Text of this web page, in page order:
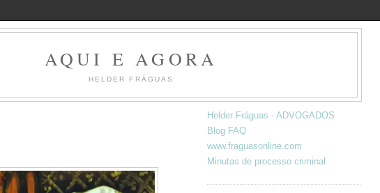
AQUI E AGORA
HELDER FRÁGUAS
Helder Fráguas - ADVOGADOS
Blog FAQ
www.fraguasonline.com
Minutas de processo criminal